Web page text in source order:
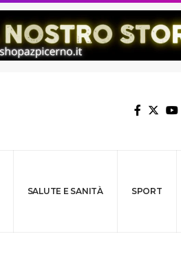
SALUTE E SANITÀ SPORT